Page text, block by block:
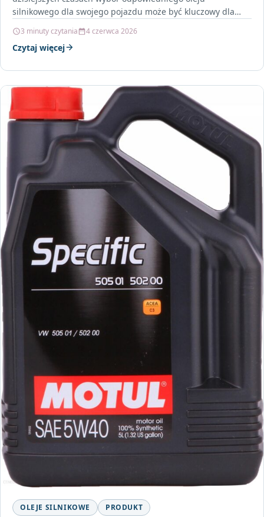
silnikowego dla swojego pojazdu może być kluczowy dla
3 minuty czytania 4 czerwca 2026
Czytaj więcej
OLEJE SILNIKOWE PRODUKT